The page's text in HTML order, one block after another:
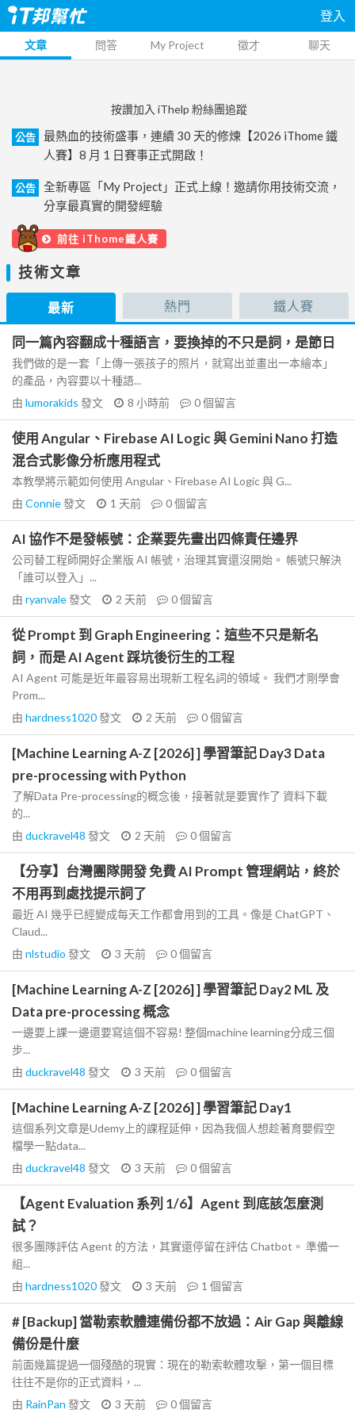
登入
文章 問答 My Project 徵才 聊天
按讚加入 iThelp 粉絲團追蹤
公告
最熱血的技術盛事，連續 30 天的修煉【2026 iThome 鐵
人賽】8 月 1 日賽事正式開啟！
公告
全新專區「My Project」正式上線！邀請你用技術交流，
分享最真實的開發經驗
前往 iThome鐵人賽
技術文章
最新 熱門 鐵人賽
同一篇內容翻成十種語言，要換掉的不只是詞，是節日
我們做的是一套「上傳一張孩子的照片，就寫出並畫出一本繪本」
的產品，內容要以十種語...
由 lumorakids 發文 8 小時前 0個留言
使用 Angular、Firebase AI Logic 與 Gemini Nano 打造
混合式影像分析應用程式
本教學將示範如何使用 Angular、Firebase AI Logic 與 G...
由 Connie發文 1 天前 0個留言
AI 協作不是發帳號：企業要先畫出四條責任邊界
公司替工程師開好企業版 AI 帳號，治理其實還沒開始。 帳號只解決
「誰可以登入」...
由 ryanvale發文 2 天前 0個留言
從 Prompt 到 Graph Engineering：這些不只是新名
詞，而是 AI Agent 踩坑後衍生的工程
AI Agent 可能是近年最容易出現新工程名詞的領域。 我們才剛學會
Prom...
由 hardness1020發文 2 天前 0個留言
[Machine Learning A-Z [2026] ] 學習筆記 Day3 Data
pre-processing with Python
了解Data Pre-processing的概念後，接著就是要實作了 資料下載
的...
由 duckravel48 發文 2 天前 0個留言
【分享】台灣團隊開發 免費 AI Prompt 管理網站，終於
不用再到處找提示詞了
最近 AI 幾乎已經變成每天工作都會用到的工具。像是 ChatGPT、
Claud...
由 nlstudio 發文 3 天前 0個留言
[Machine Learning A-Z [2026] ] 學習筆記 Day2 ML 及
Data pre-processing 概念
一邊要上課一邊還要寫這個不容易! 整個machine learning分成三個
步...
由 duckravel48 發文 3 天前 0個留言
[Machine Learning A-Z [2026] ] 學習筆記 Day1
這個系列文章是Udemy上的課程延伸，因為我個人想趁著育嬰假空
檔學一點data...
由 duckravel48 發文 3 天前 0個留言
【Agent Evaluation 系列 1/6】Agent 到底該怎麼測
試？
很多團隊評估 Agent 的方法，其實還停留在評估 Chatbot。 準備一
組...
由 hardness1020發文 3 天前 1 個留言
# [Backup] 當勒索軟體連備份都不放過：Air Gap 與離線
備份是什麼
前面幾篇提過一個殘酷的現實：現在的勒索軟體攻擊，第一個目標
往往不是你的正式資料，...
由 RainPan 發文 3 天前 0個留言